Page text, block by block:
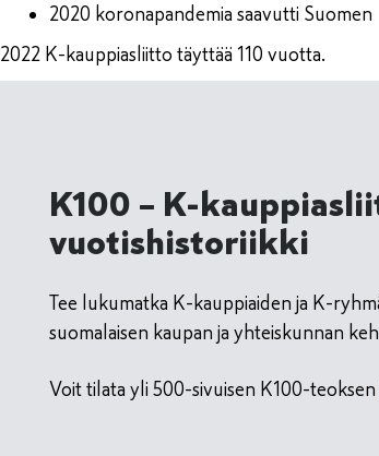
2020 koronapandemia saavutti Suomen
2022 K-kauppiasliitto täyttää 110 vuotta.
K100 – K-
vuotishistoriikki
Tee lukumatka K-kauppiaiden ja K-
suomalaisen kaupan ja yhteiskunnan
Voit tilata yli 500-sivuisen K100-teoksen